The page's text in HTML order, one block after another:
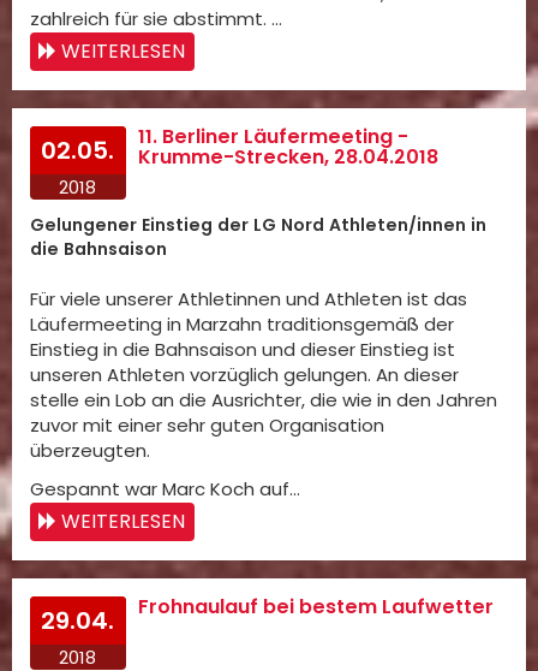
zahlreich für sie abstimmt. …
WEITERLESEN
02.05.
2018
11. Berliner Läufermeeting -
Krumme-Strecken, 28.04.2018
Gelungener Einstieg der LG Nord Athleten/innen in
die Bahnsaison
Für viele unserer Athletinnen und Athleten ist das
Läufermeeting in Marzahn traditionsgemäß der
Einstieg in die Bahnsaison und dieser Einstieg ist
unseren Athleten vorzüglich gelungen. An dieser
stelle ein Lob an die Ausrichter, die wie in den Jahren
zuvor mit einer sehr guten Organisation
überzeugten.
Gespannt war Marc Koch auf…
WEITERLESEN
29.04.
2018
Frohnaulauf bei bestem Laufwetter